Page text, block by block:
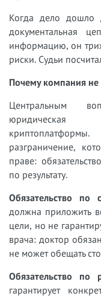
Когда дело дошло
документальная
информацию, он
риски. Судьи
Почему компания не
Центральным
юридическая
разграничение,
праве:
по результату.
Обязательство по
должна приложить
цели, но не
врача: доктор
не может обещать
Обязательство по
гарантирует